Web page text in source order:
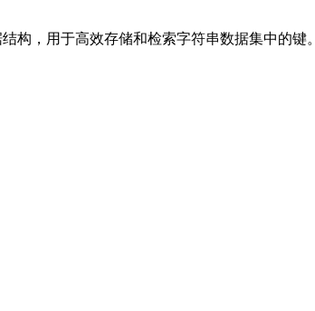
构，用于高效存储和检索字符串数据集中的键。